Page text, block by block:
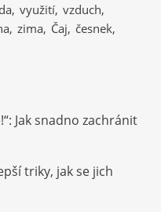
využití vzduch
zima Čaj česnek
Jak snadno zachránit
triky, jak se jich